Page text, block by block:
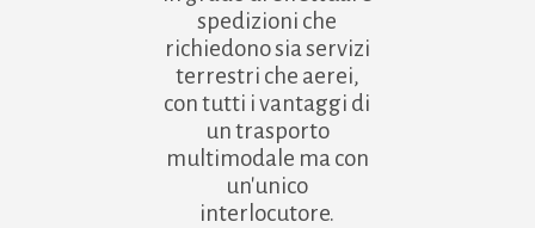
spedizioni che
richiedono sia servizi
terrestri che aerei,
con tutti i vantaggi di
un trasporto
multimodale ma con
un'unico
interlocutore.